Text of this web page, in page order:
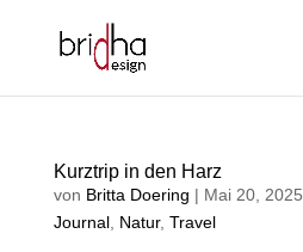
Kurztrip in den Harz
von Britta Doering | Mai 20, 2025
Journal, Natur, Travel